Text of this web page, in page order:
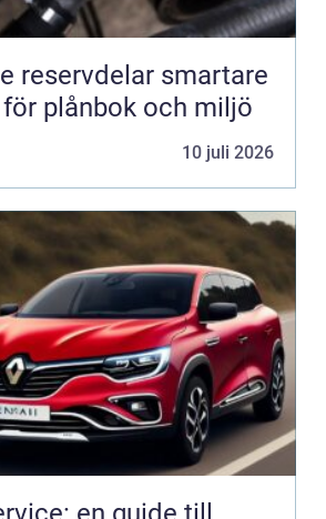
smartare
plånbok och miljö
10 juli 2026